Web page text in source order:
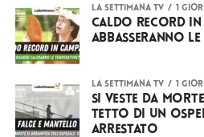
LA SETTIMANA TV 1
Caldo record in
abbasseranno
LA SETTIMANA TV 1
Si veste da
tetto di un
arrestato